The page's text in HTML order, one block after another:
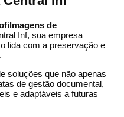
de
Inf, sua empresa
lida com a preservação e
soluções que não apenas
de gestão documental,
e adaptáveis a futuras